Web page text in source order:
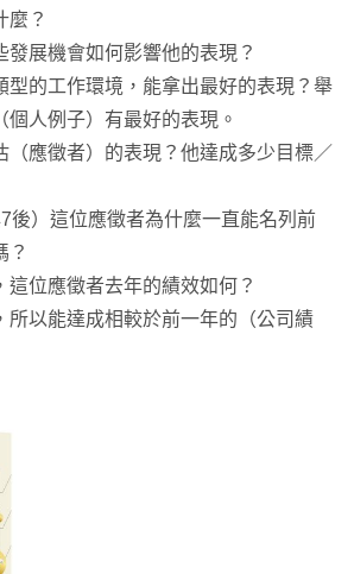
麼？
發展機會如何影響他的表現？
型的工作環境，能拿出最好的表現？舉
個人例子）有最好的表現。
（應徵者）的表現？他達成多少目標／
7後）這位應徵者為什麼一直能名列前
？
這位應徵者去年的績效如何？
所以能達成相較於前一年的（公司績